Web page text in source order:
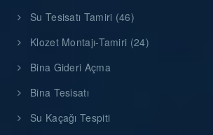
Su Tesisatı Tamiri (46)
Klozet Montajı-Tamiri (24)
Bina Gideri Açma
Bina Tesisatı
Su Kaçağı Tespiti